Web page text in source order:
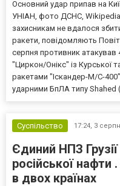
Основний удар припав на
УНІАН, фото ДСНС, Wikipedia
захисникам не вдалося
ракети, повідомляють
серпня противник
"Циркон/Онікс" із Курської
ракетами "Іскандер-М/С-400"
ударними БпЛА типу Shahed
Суспільство 17:24, 3
Єдиний НПЗ
російської
в двох країнах